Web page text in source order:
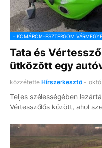
- KOMÁROM-ESZTERGOM VÁRMEGYE
Tata és
ütközött egy
közzétette Hírszerkesztő -
Teljes szélességében
Vértesszőlős között, ahol